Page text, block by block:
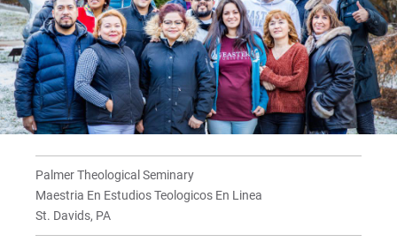
Palmer Theological Seminary
Maestria En Estudios Teologicos En Linea
St. Davids, PA